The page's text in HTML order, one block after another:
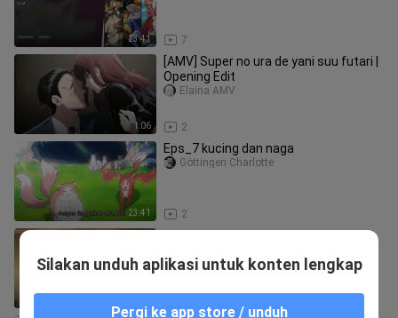
23:41 7
1:06
[AMV] Super no ura de yani suu futari |
Opening Edit
2
Elaina AMV
23:41
Eps_7 kucing dan naga
2
Göttingen Charlotte
Silakan unduh aplikasi untuk konten lengkap
Pergi ke app store / unduh